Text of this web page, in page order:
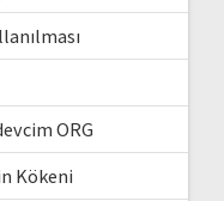
ORG
Kökeni